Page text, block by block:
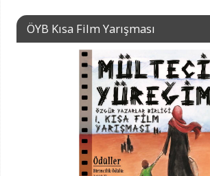
ÖYB Kısa Film Yarışması